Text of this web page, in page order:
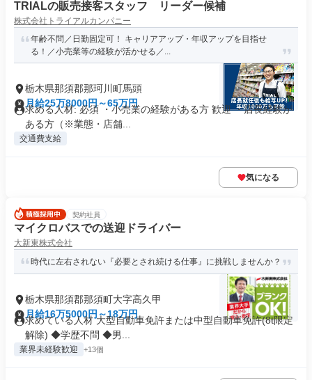
TRIALの販売接客スタッフ リーダー候補
株式会社トライアルカンパニー
年齢不問／日勤固定可！ キャリアアップ・年収アップを目指せ
る！／小売業等の経験が活かせる／...
栃木県那須郡那珂川町馬頭
月給25万8000円～65万円
求める人材: 必須 ・小売業の経験がある方 歓迎 ・店長経験が
ある方（※業態・店舗...
交通費支給
気になる
契約社員
マイクロバスでの送迎ドライバー
大新東株式会社
時代に左右されない『必要とされ続ける仕事』に挑戦しませんか？
栃木県那須郡那須町大字高久甲
月給16万5000円～18万円
求めている人材 大型自動車免許または中型自動車免許(8t限定
解除) ◆学歴不問 ◆男...
業界未経験歓迎 +13個